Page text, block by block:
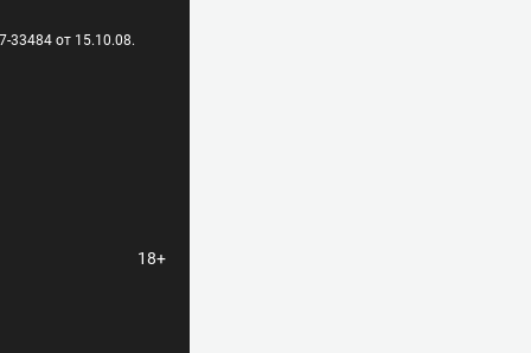
33484 от 15.10.08.
18+